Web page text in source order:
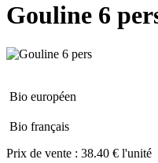
Gouline 6
Bio européen
Bio français
Prix de vente : 38.40 € l'unité